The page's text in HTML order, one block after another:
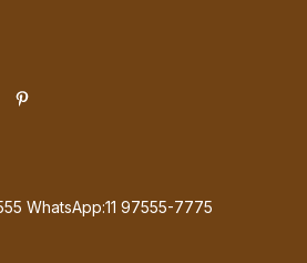
WhatsApp:11 97555-7775